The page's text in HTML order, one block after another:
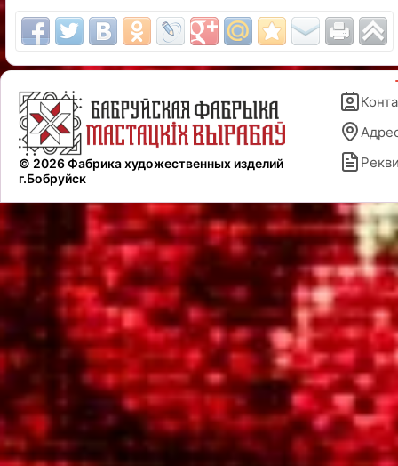
© 2026 Фабрика художественных изделий
г.Бобруйск